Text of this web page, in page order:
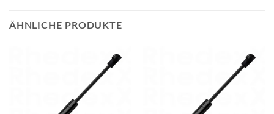
ÄHNLICHE PRODUKTE